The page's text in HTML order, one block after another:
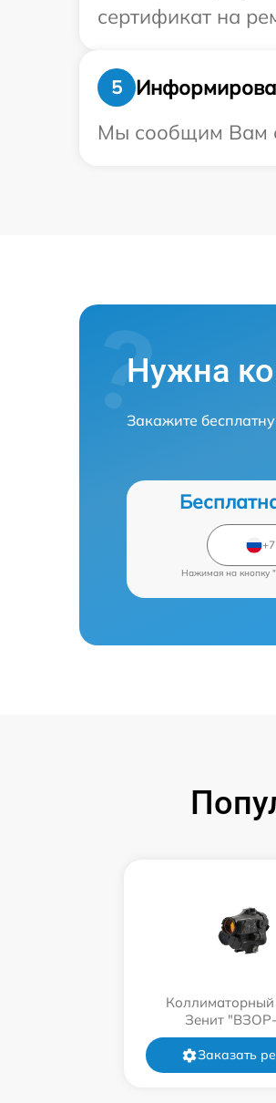
сертификат на
5
Мы сообщим Вам о
Нужна
Закажите
Нажимая на кнопку
Зенит
Заказать